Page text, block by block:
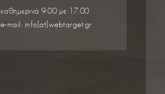
καθημερινά 9:00 με 17:00
e-mail: info[at]webtarget.gr